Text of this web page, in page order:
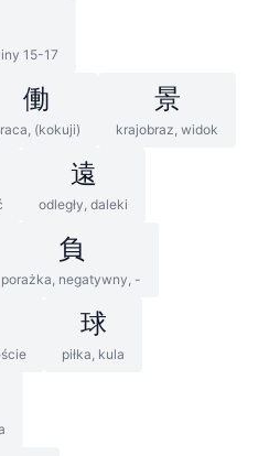
15-17
働
(kokuji)
景
krajobraz, widok
遠
odległy, daleki
負
porażka, negatywny, -
球
piłka, kula